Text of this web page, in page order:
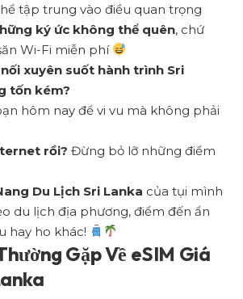
tập trung vào điều quan trọng
ký ức không thể quên, chứ
Wi-Fi miễn phí
xuyên suốt hành trình Sri
tốn kém?
hôm nay để vi vu mà không phải
rồi? Đừng bỏ lỡ những điểm
Du Lịch Sri Lanka của tụi mình
du lịch địa phương, điểm đến ẩn
hay ho khác!
Gặp Về eSIM Giá